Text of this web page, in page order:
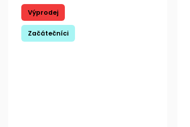
Výprodej
Začátečníci